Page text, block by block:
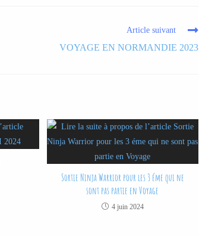
Article suivant
VOYAGE EN NORMANDIE 2023
Sortie Ninja Warrior pour les 3 éme qui ne
sont pas partie en Voyage
4 juin 2024